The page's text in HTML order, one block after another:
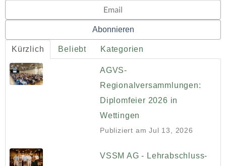
Kürzlich Beliebt Kategorien
AGVS-
Regionalversammlungen:
Diplomfeier 2026 in
Wettingen
Publiziert am Jul 13, 2026
VSSM AG - Lehrabschluss-